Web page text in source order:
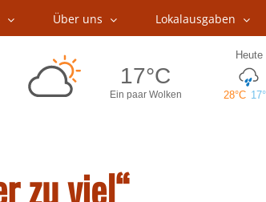
Über uns Lokalausgaben
zu viel“